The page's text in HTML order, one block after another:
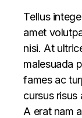
Tellus
amet
nisi. At
malesuada
fames ac
cursus risus
A erat nam